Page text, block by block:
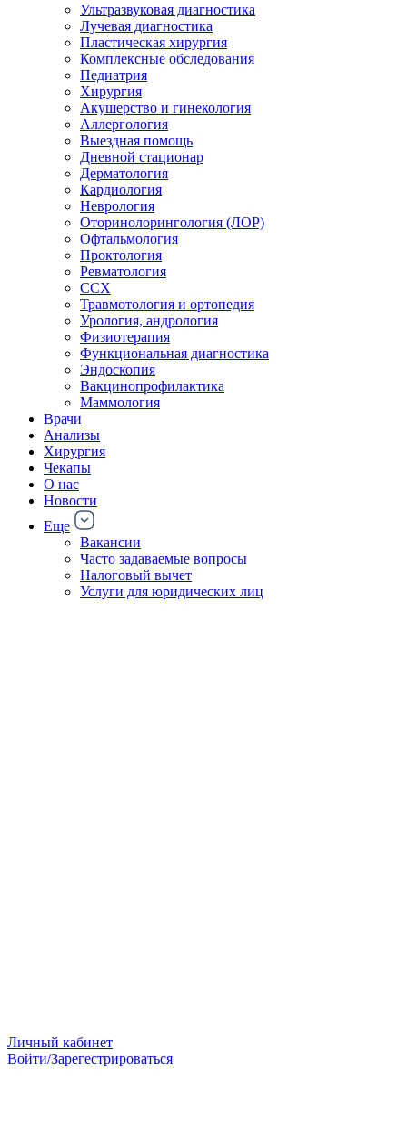
Ультразвуковая диагностика
Лучевая диагностика
Пластическая хирургия
Комплексные обследования
Педиатрия
Хирургия
Акушерство и гинекология
Аллергология
Выездная помощь
Дневной стационар
Дерматология
Кардиология
Неврология
Оторинолорингология (ЛОР)
Офтальмология
Проктология
Ревматология
ССХ
Травмотология и ортопедия
Урология, андрология
Физиотерапия
Функциональная диагностика
Эндоскопия
Вакцинопрофилактика
Маммология
Врачи
Анализы
Хирургия
Чекапы
О нас
Новости
Еще
Вакансии
Часто задаваемые вопросы
Налоговый вычет
Услуги для юридических лиц
Личный кабинет
Войти/Зарегестрироваться